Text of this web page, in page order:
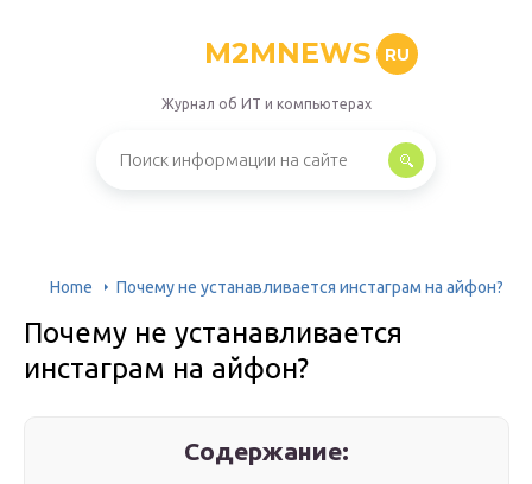
M2MNEWS RU
Журнал об ИТ и компьютерах
Home Почему не устанавливается инстаграм на айфон?
Почему не устанавливается
инстаграм на айфон?
Содержание: